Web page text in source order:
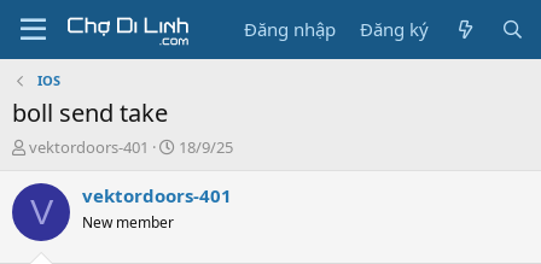
Đăng nhập Đăng ký
IOS
boll send take
T
r
e
a
vektordoors-401
N
à
18/9/25
V vektordoors-401
New member